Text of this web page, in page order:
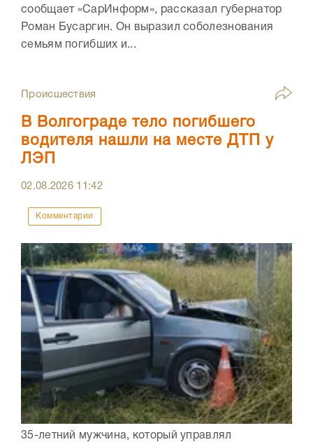
сообщает «СарИнформ», рассказал губернатор
Роман Бусаргин. Он выразил соболезнования
семьям погибших и...
Происшествия
В Волгограде тело погибшего
водителя нашли на месте ДТП у
ЛЭП
02.08.2026 11:42
Комментарии
35-летний мужчина, который управлял